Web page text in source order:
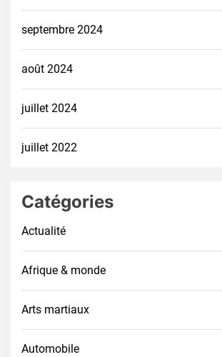
septembre 2024
août 2024
juillet 2024
juillet 2022
Catégories
Actualité
Afrique & monde
Arts martiaux
Automobile